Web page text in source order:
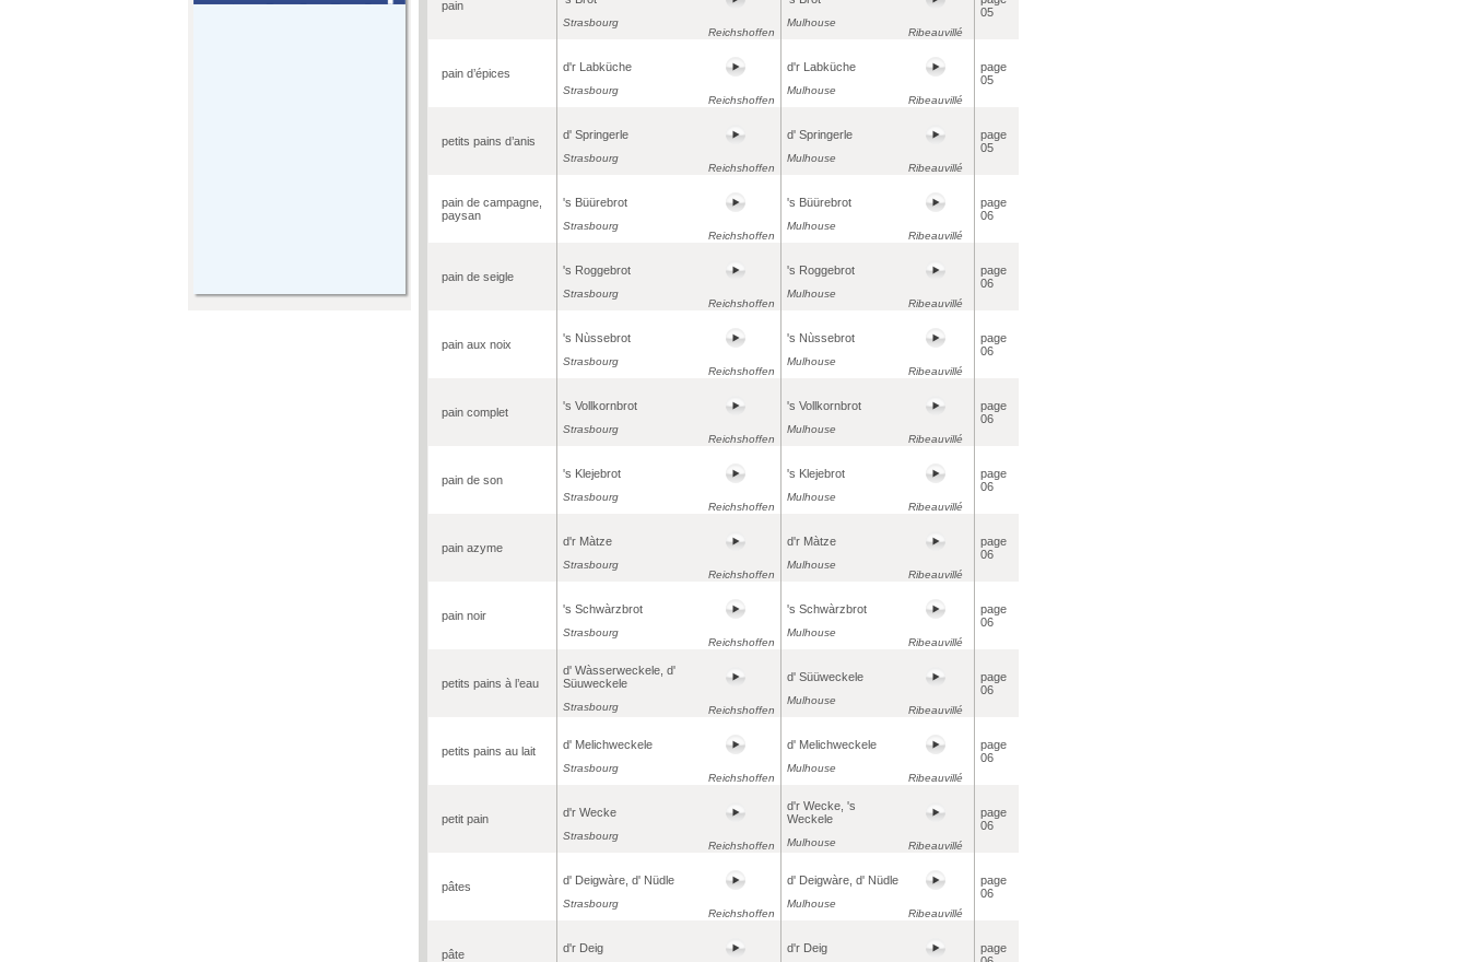
pain
Strasbourg
Reichshoffen
Mulhouse
Ribeauvillé
05
pain d’épices d'r Labküche
Strasbourg
Reichshoffen
d'r Labküche
Mulhouse
Ribeauvillé
page
05
petits pains d’anis d' Springerle
Strasbourg
Reichshoffen
d' Springerle
Mulhouse
Ribeauvillé
page
05
pain de campagne,
paysan
's Büürebrot
Strasbourg
Reichshoffen
's Büürebrot
Mulhouse
Ribeauvillé
page
06
pain de seigle 's Roggebrot
Strasbourg
Reichshoffen
's Roggebrot
Mulhouse
Ribeauvillé
page
06
pain aux noix 's Nùssebrot
Strasbourg
Reichshoffen
's Nùssebrot
Mulhouse
Ribeauvillé
page
06
pain complet 's Vollkornbrot
Strasbourg
Reichshoffen
's Vollkornbrot
Mulhouse
Ribeauvillé
page
06
pain de son 's Klejebrot
Strasbourg
Reichshoffen
's Klejebrot
Mulhouse
Ribeauvillé
page
06
pain azyme d'r Màtze
Strasbourg
Reichshoffen
d'r Màtze
Mulhouse
Ribeauvillé
page
06
pain noir 's Schwàrzbrot
Strasbourg
Reichshoffen
's Schwàrzbrot
Mulhouse
Ribeauvillé
page
06
petits pains à l’eau
d' Wàsserweckele, d'
Süuweckele
Strasbourg Reichshoffen
d' Süüweckele
Mulhouse
Ribeauvillé
page
06
petits pains au lait d' Melichweckele
Strasbourg
Reichshoffen
d' Melichweckele
Mulhouse
Ribeauvillé
page
06
petit pain d'r Wecke
Strasbourg
Reichshoffen
d'r Wecke, 's
Weckele
Mulhouse Ribeauvillé
page
06
pâtes d' Deigwàre, d' Nüdle
Strasbourg
Reichshoffen
d' Deigwàre, d' Nüdle
Mulhouse
Ribeauvillé
page
06
pâte d'r Deig d'r Deig
page